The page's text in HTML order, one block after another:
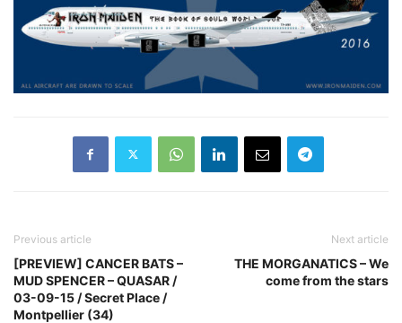
Previous article
[PREVIEW] CANCER BATS –
MUD SPENCER – QUASAR /
03-09-15 / Secret Place /
Montpellier (34)
Next article
THE MORGANATICS – We
come from the stars